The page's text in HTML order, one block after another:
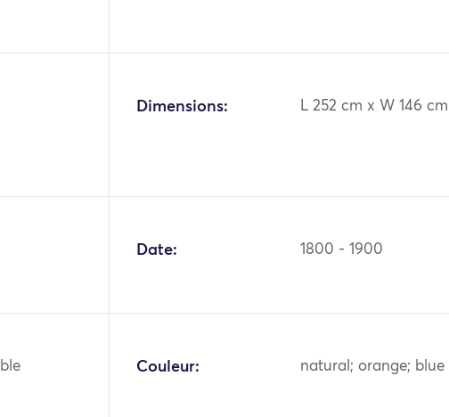
Dimensions: L 252 cm x W 146 cm
Date: 1800 - 1900
Couleur: natural; orange; blue